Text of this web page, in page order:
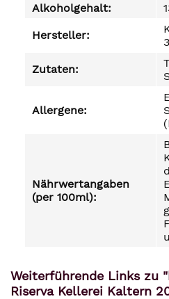
Alkoholgehalt:
Hersteller:
Zutaten:
Allergene:
Nährwertangaben
(per 100ml):
Weiterführende Links zu
Riserva Kellerei Kaltern